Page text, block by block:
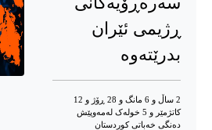
ڕژیمی ئێران
بدرێتەوە
2 ساڵ و 6 مانگ و 28 ڕۆژ و 12
کاتژمێر و 5 خوله‌ک له‌مه‌وپێش‌
ده‌نگی خه‌باتی کوردستان